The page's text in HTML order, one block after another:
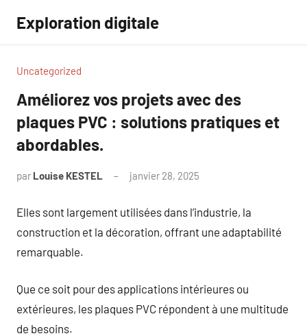
contenu
Exploration digitale
Uncategorized
Améliorez vos projets avec des
plaques PVC : solutions pratiques et
abordables.
par Louise KESTEL janvier 28, 2025
Elles sont largement utilisées dans l’industrie, la
construction et la décoration, offrant une adaptabilité
remarquable.
Que ce soit pour des applications intérieures ou
extérieures, les plaques PVC répondent à une multitude
de besoins.